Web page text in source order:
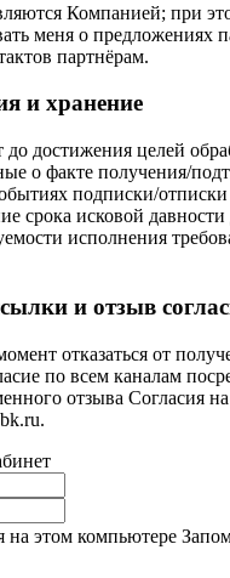
Компанией; при
меня о предложениях
партнёрам.
и хранение
до достижения целей
о факте получения/
подписки/отписки
срока исковой давности
исполнения
и отзыв
отказаться от
по всем каналам
отзыва Согласия
на этом компьютере